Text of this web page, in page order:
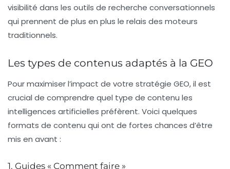
visibilité dans les outils de recherche conversationnels
qui prennent de plus en plus le relais des moteurs
traditionnels.
Les types de contenus adaptés à la GEO
Pour maximiser l’impact de votre stratégie GEO, il est
crucial de comprendre quel type de contenu les
intelligences artificielles préfèrent. Voici quelques
formats de contenu qui ont de fortes chances d’être
mis en avant :
1. Guides « Comment faire »